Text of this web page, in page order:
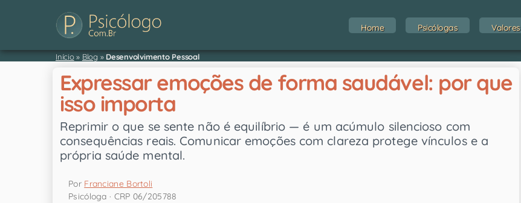
Home Psicólogas Valores
Início» Blog» Desenvolvimento Pessoal
Expressar emoções de forma saudável: por que
isso importa
Reprimir o que se sente não é equilíbrio — é um acúmulo silencioso com
consequências reais. Comunicar emoções com clareza protege vínculos e a
própria saúde mental.
Por Franciane Bortoli
Psicóloga · CRP 06/205788